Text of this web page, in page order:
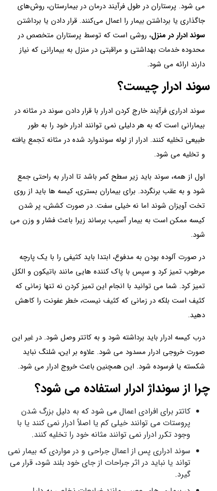
می شود. پرستاران در طول فرآیند درمان در بیمارستان، روش‌های
جاگذاری یا برداشتن بیمار را اعمال می‌کنند. قرار دادن یا برداشتن
سوند ادرار در منزل، روشی است که توسط پرستاران متخصص در
محدوده خدمات بهداشتی و مراقبتی در منزل به بیمارانی که نیاز
دارند ارائه می شود.
سوند ادرار چیست؟
سوند ادراری فرآیند خارج کردن ادرار با قرار دادن سوند در مثانه در
بیمارانی است که به هر دلیلی نمی توانند ادرار خود را به طور
طبیعی تخلیه کنند. ادرار از لوله سوندوارد شده در مثانه تجمع یافته
و تخلیه می شود.
اول از همه، سوند باید زیر سطح کمر باشد تا ادرار به راحتی جمع
شود و به عقب برنگردد. برای بیماران بستری، کیسه ها باید از روی
تخت آویزان شوند اما نه خیلی سفت. در صورت کشش، پر شدن
کیسه ممکن است به بیمار آسیب برساند زیرا باعث فشار و وزن می
شود.
در صورت آلوده بودن به مدفوع، ابتدا باید کثیفی را با یک پارچه
مرطوب تمیز کرد و سپس با پاک کننده هایی مانند باتیکون و الکل
تمیز کرد. شما می توانید با انجام این تمیز کردن نه تنها زمانی که
کثیف است بلکه در زمانی که کثیف نیست، خطر عفونت را کاهش
دهید.
درب کیسه ادرار باید برداشته شود و به کاتتر وصل شود. در غیر این
صورت خروجی ادرار مسدود می شود. علاوه بر این، شلنگ نباید
شکسته یا فرسوده شود. این همچنین باعث خروج ادرار می شود.
چرا از سونداژ ادرار استفاده می شود؟
کاتتر برای افرادی اعمال می شود که به دلیل بزرگ شدن
پروستات می توانند خیلی کم یا اصلاً ادرار نمی کنند یا با
وجود تکرر ادرار نمی توانند مثانه خود را تخلیه کنند.
سوند ادراری پس از اعمال جراحی و در مواردی که بیمار نمی
تواند یا نباید در اثر جراحات از جای خود بلند شود، قرار می
گیرد.